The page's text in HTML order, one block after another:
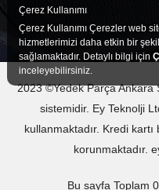
2023 ©Yedek Parça Ankara
sistemidir. Ey Teknolji
kullanmaktadır. Kredi
korunmaktadır.
Bu sayfa Toplam
Çerez Kullanımı
Çerez Kullanımı Çerezler web
hizmetlerimizi daha etkin bir
sağlamaktadır. Detaylı bilgi için
inceleyebilirsiniz.